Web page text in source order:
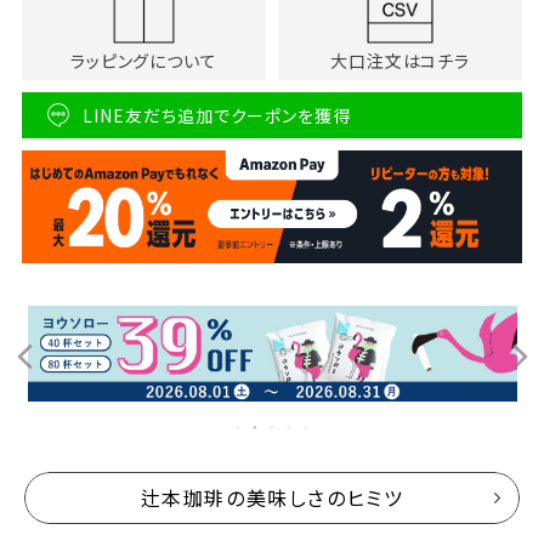
ラッピングについて 大口注文はコチラ
LINE友だち追加でクーポンを獲得
辻本珈琲の美味しさのヒミツ